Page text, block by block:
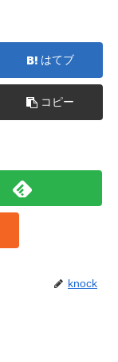
はてブ
コピー
knock